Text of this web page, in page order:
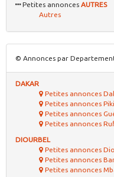
Petites annonces AUTRES
Autres
© Annonces par
DAKAR
Petites annonces
Petites annonces
Petites annonces
Petites annonces
DIOURBEL
Petites annonces
Petites annonces
Petites annonces